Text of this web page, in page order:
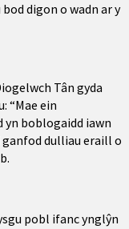
digon o wadn ar y
Tân gyda
“Mae ein
yn boblogaidd iawn
ganfod dulliau eraill o
pobl ifanc ynglŷn